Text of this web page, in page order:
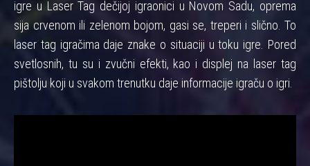
igre u Laser Tag dečijoj igraonici u Novom Sadu, oprema
sija crvenom ili zelenom bojom, gasi se, treperi i slično. To
laser tag igračima daje znake o situaciji u toku igre. Pored
svetlosnih, tu su i zvučni efekti, kao i displej na laser tag
pištolju koji u svakom trenutku daje informacije igraču o igri.